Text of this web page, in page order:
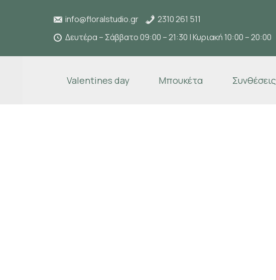
info@floralstudio.gr
2310 261 511
Δευτέρα – Σάββατο 09:00 – 21:30 | Κυριακή 10:00 – 20:00
Valentines day Μπουκέτα Συνθέσεις